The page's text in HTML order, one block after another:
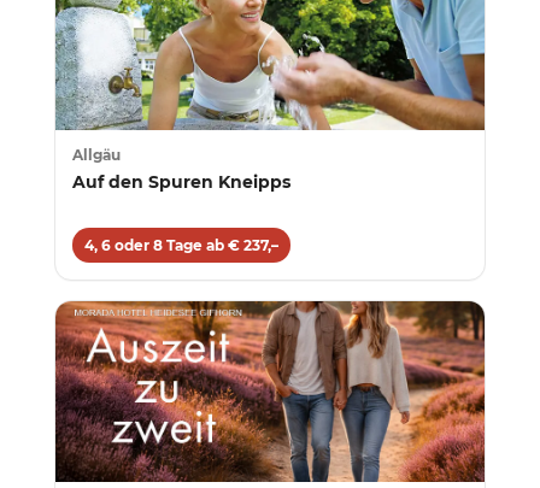
Allgäu
Auf den Spuren Kneipps
4, 6 oder 8 Tage ab € 237,–